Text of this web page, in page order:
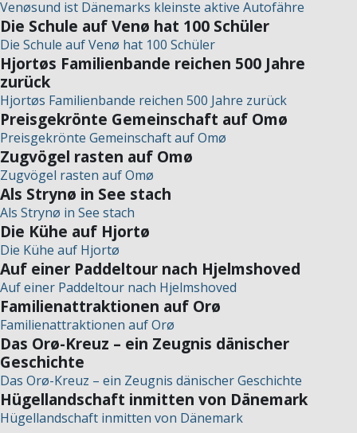
Venøsund ist Dänemarks kleinste aktive Autofähre
Die Schule auf Venø hat 100 Schüler
Die Schule auf Venø hat 100 Schüler
Hjortøs Familienbande reichen 500 Jahre
zurück
Hjortøs Familienbande reichen 500 Jahre zurück
Preisgekrönte Gemeinschaft auf Omø
Preisgekrönte Gemeinschaft auf Omø
Zugvögel rasten auf Omø
Zugvögel rasten auf Omø
Als Strynø in See stach
Als Strynø in See stach
Die Kühe auf Hjortø
Die Kühe auf Hjortø
Auf einer Paddeltour nach Hjelmshoved
Auf einer Paddeltour nach Hjelmshoved
Familienattraktionen auf Orø
Familienattraktionen auf Orø
Das Orø-Kreuz – ein Zeugnis dänischer
Geschichte
Das Orø-Kreuz – ein Zeugnis dänischer Geschichte
Hügellandschaft inmitten von Dänemark
Hügellandschaft inmitten von Dänemark